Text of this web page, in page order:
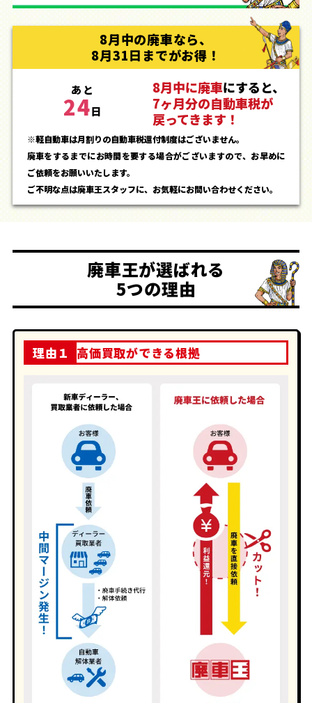
8月中の廃車なら、
8月31日までがお得！
あと
24日
8月中に廃車にすると、
7ヶ月分の自動車税が
戻ってきます！
※軽自動車は月割りの自動車税還付制度はございません。
廃車をするまでにお時間を要する場合がございますので、お早めに
ご依頼をお願いいたします。
ご不明な点は廃車王スタッフに、お気軽にお問い合わせください。
廃車王が選ばれる
5つの理由
理由１ 高価買取ができる根拠